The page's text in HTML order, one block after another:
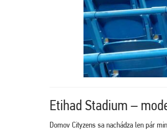
Etihad Stadium –
Domov Cityzens sa nachádza len pár